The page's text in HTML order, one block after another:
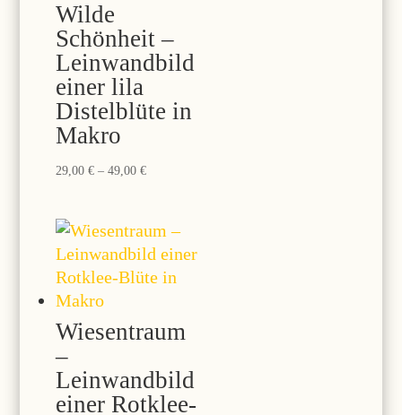
Wilde
Schönheit –
Leinwandbild
einer lila
Distelblüte in
Makro
29,00€ –49,00€Preisspanne:
49,00 €
Wiesentraum
–
Leinwandbild
einer Rotklee-